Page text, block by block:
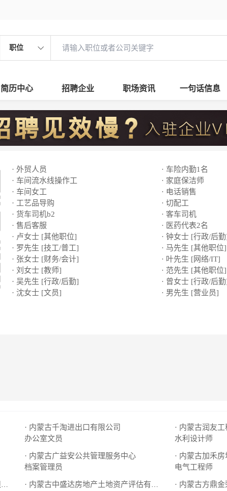
职位
简历中心 招聘企业 职场资讯 一句话信息
· 外贸人员
· 车险内勤1名
· 车间流水线操作工
· 家庭保洁师
· 车间女工
· 电话销售
· 工艺品导购
· 切配工
· 货车司机b2
· 客车司机
· 售后客服
· 医药代表2名
· 卢女士 [其他职位]
· 钟女士 [行政/后
· 罗先生 [技工/普工]
· 马先生 [其他职位]
· 张女士 [财务/会计]
· 叶先生 [网络/IT]
· 刘女士 [教师]
· 范先生 [其他职位]
· 吴先生 [行政/后勤]
· 曾女士 [行政/后
· 沈女士 [文员]
· 男先生 [营业员]
· 内蒙古千淘进出口有限公司
办公室文员
· 内蒙古润友
水利设计师
· 内蒙古广益安公共管理服务中心
档案管理员
· 内蒙古加禾
电气工程师
· 内蒙古泽远资源与环境技术服务有限公司 · 内蒙古中盛达房地产土地资产评估有限公司
· 内蒙古方鼎